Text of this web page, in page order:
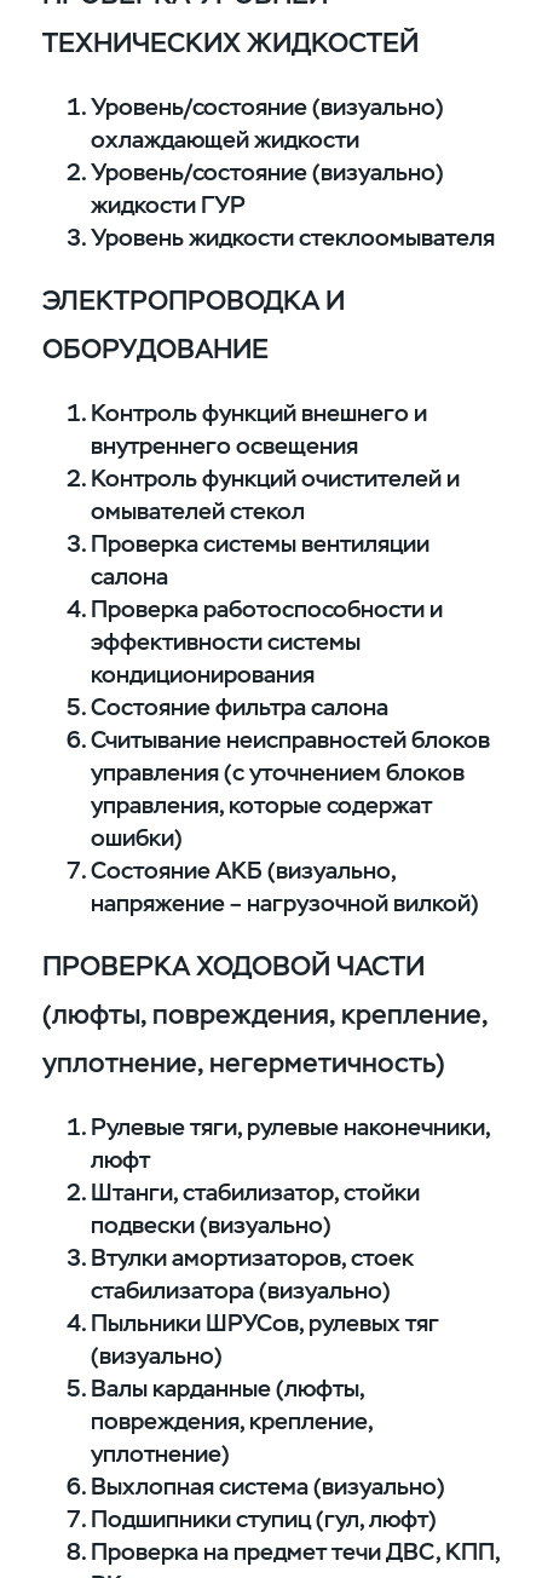
ТЕХНИЧЕСКИХ ЖИДКОСТЕЙ
Уровень/состояние (визуально)
охлаждающей жидкости
Уровень/состояние (визуально)
жидкости ГУР
Уровень жидкости стеклоомывателя
ЭЛЕКТРОПРОВОДКА И
ОБОРУДОВАНИЕ
Контроль функций внешнего и
внутреннего освещения
Контроль функций очистителей и
омывателей стекол
Проверка системы вентиляции
салона
Проверка работоспособности и
эффективности системы
кондиционирования
Состояние фильтра салона
Считывание неисправностей блоков
управления (с уточнением блоков
управления, которые содержат
ошибки)
Состояние АКБ (визуально,
напряжение – нагрузочной вилкой)
ПРОВЕРКА ХОДОВОЙ ЧАСТИ
(люфты, повреждения, крепление,
уплотнение, негерметичность)
Рулевые тяги, рулевые наконечники,
люфт
Штанги, стабилизатор, стойки
подвески (визуально)
Втулки амортизаторов, стоек
стабилизатора (визуально)
Пыльники ШРУСов, рулевых тяг
(визуально)
Валы карданные (люфты,
повреждения, крепление,
уплотнение)
Выхлопная система (визуально)
Подшипники ступиц (гул, люфт)
Проверка на предмет течи ДВС, КПП,